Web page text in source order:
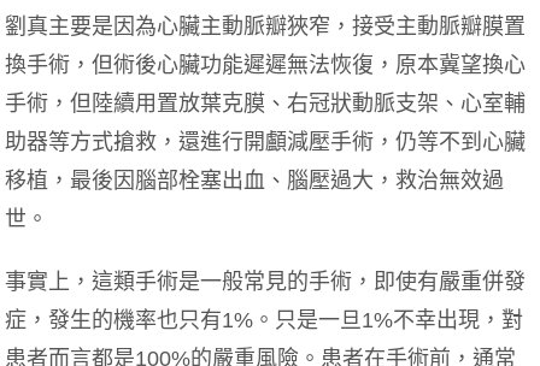
劉真主要是因為心臟主動脈瓣狹窄，接受主動脈瓣膜置
換手術，但術後心臟功能遲遲無法恢復，原本冀望換心
手術，但陸續用置放葉克膜、右冠狀動脈支架、心室輔
助器等方式搶救，還進行開顱減壓手術，仍等不到心臟
移植，最後因腦部栓塞出血、腦壓過大，救治無效過
世。
事實上，這類手術是一般常見的手術，即使有嚴重併發
症，發生的機率也只有1%。只是一旦1%不幸出現，對
患者而言都是100%的嚴重風險。患者在手術前，通常